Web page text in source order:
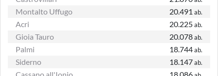
Montalto Uffugo 20.491 ab.
Acri 20.225ab.
Gioia Tauro 20.078ab.
Palmi 18.744ab.
Siderno 18.147ab.